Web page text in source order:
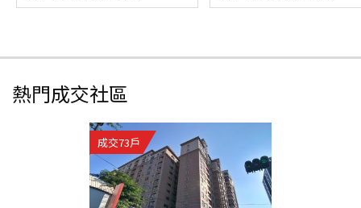
熱門成交社區
成交73戶